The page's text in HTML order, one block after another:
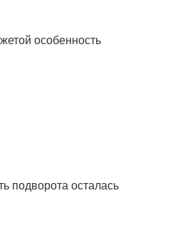
особенность
подворота осталась